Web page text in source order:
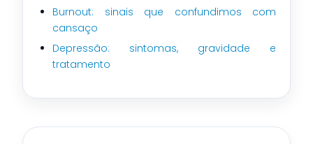
Burnout: sinais que confundimos com
cansaço
Depressão: sintomas, gravidade e
tratamento